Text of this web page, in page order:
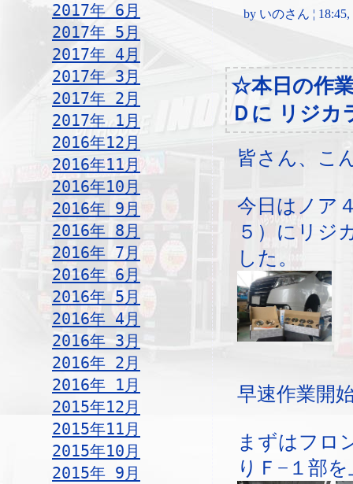
2017年 6月
2017年 5月
2017年 4月
2017年 3月
2017年 2月
2017年 1月
2016年12月
2016年11月
2016年10月
2016年 9月
2016年 8月
2016年 7月
2016年 6月
2016年 5月
2016年 4月
2016年 3月
2016年 2月
2016年 1月
2015年12月
2015年11月
2015年10月
2015年 9月
by いのさん ¦ 18:45,
☆本日の作
Ｄに リジカ
皆さん、こ
今日はノア
５）にリジ
した。
早速作業開
まずはフロ
りＦ−１部